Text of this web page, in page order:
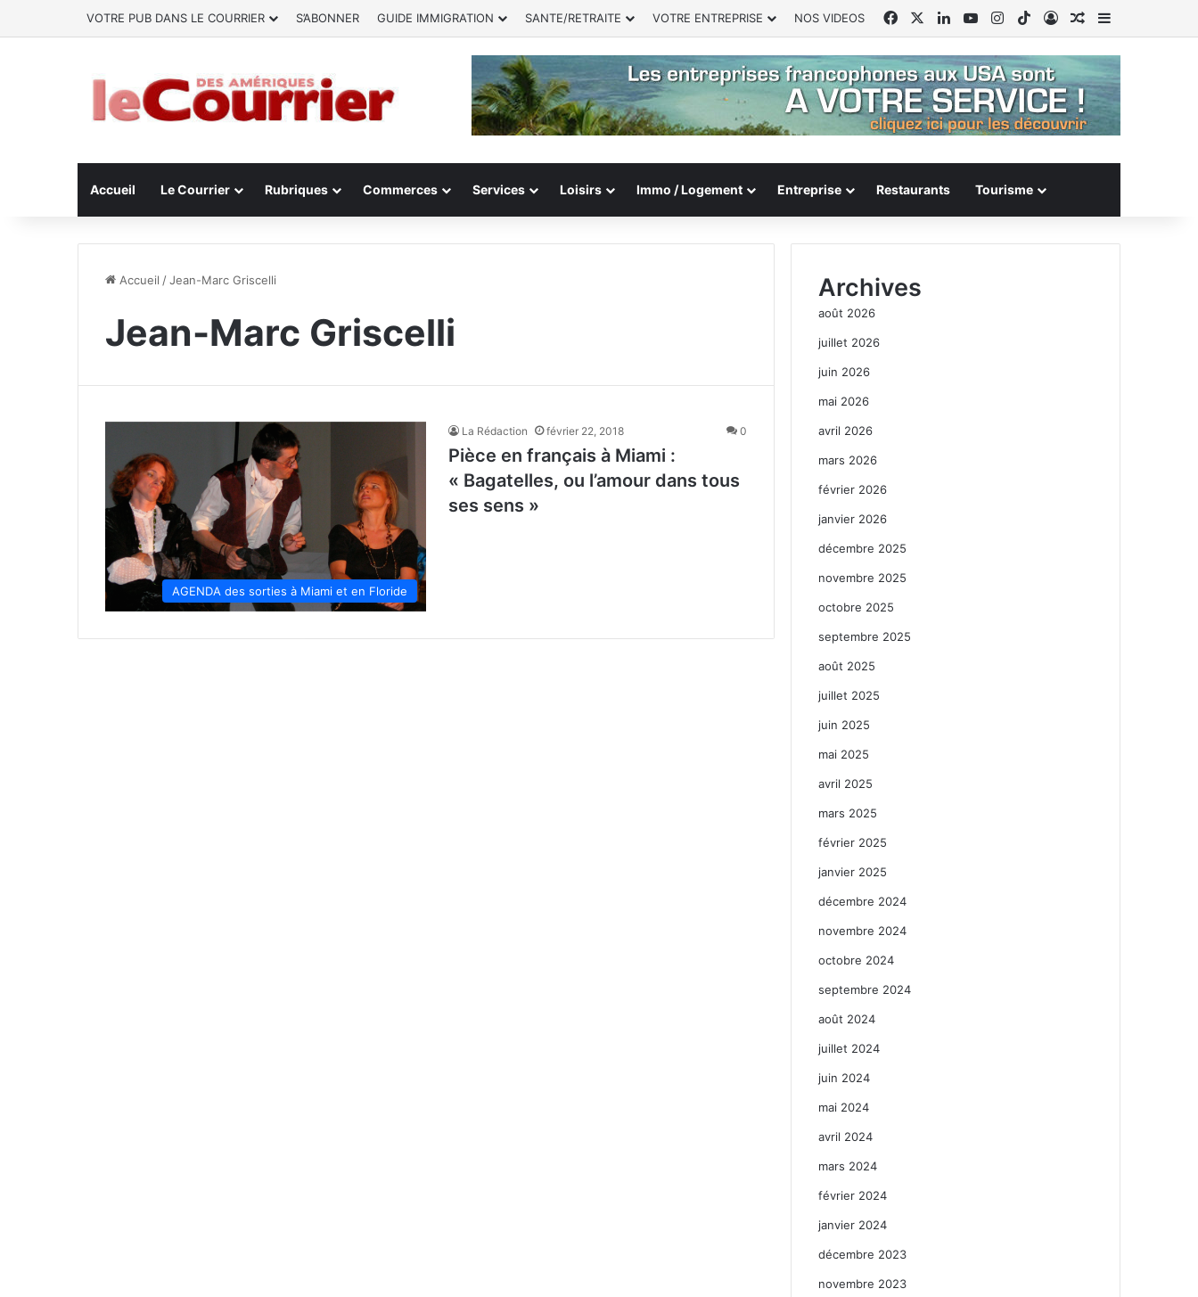
VOTRE PUB DANS LE COURRIER S’ABONNER GUIDE IMMIGRATION SANTE/RETRAITE VOTRE ENTREPRISE NOS VIDEOS FacebookLinkedinYouTubeInstagram
TikTokConnexion
Article Aléatoire
Sidebar
Accueil Le Courrier Rubriques Commerces Services Loisirs Immo / Logement Entreprise Restaurants Tourisme
Accueil /Jean-Marc Griscelli
Jean-Marc Griscelli
AGENDA des sorties à Miami et en Floride
La Rédaction février 22, 2018 0
Pièce en français à Miami :
« Bagatelles, ou l’amour dans tous
ses sens »
Archives
août 2026
juillet 2026
juin 2026
mai 2026
avril 2026
mars 2026
février 2026
janvier 2026
décembre 2025
novembre 2025
octobre 2025
septembre 2025
août 2025
juillet 2025
juin 2025
mai 2025
avril 2025
mars 2025
février 2025
janvier 2025
décembre 2024
novembre 2024
octobre 2024
septembre 2024
août 2024
juillet 2024
juin 2024
mai 2024
avril 2024
mars 2024
février 2024
janvier 2024
décembre 2023
novembre 2023